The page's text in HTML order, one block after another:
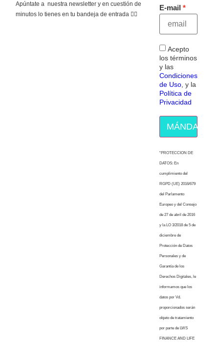
Apúntate a nuestra newsletter y en cuestión de
minutos lo tienes en tu bandeja de entrada 👇🏻
E-mail
Acepto
los términos
y las
Condiciones
de Uso, y la
Política de
Privacidad
MÁNDAME
“PROTECCION DE
DATOS: En
cumplimiento del
RGPD (UE) 2016/679
del Parlamento
Europeo y del Consejo
de 27 de abril de 2016
y la LO 3/2018 de 5 de
diciembre de
Protección de Datos
Personales y de
Garantía de los
Derechos Digitales, le
informamos que los
datos por Vd.
proporcionados serán
objeto de tratamiento
por parte de LWS
FINANCE AND LIFE